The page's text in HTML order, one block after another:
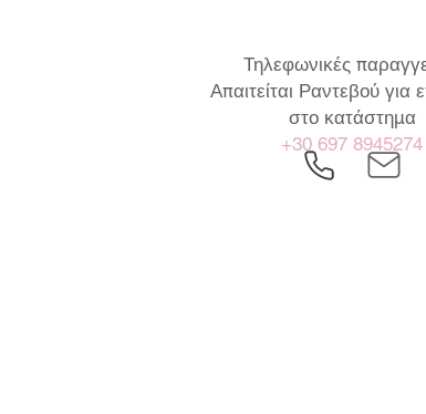
Τηλεφωνικές
Απαιτείται Ραντεβού για
στο κατάστημα
+30 697 8945274